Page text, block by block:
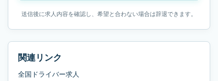
送信後に求人内容を確認し、希望と合わない場合は辞退できます。
関連リンク
全国ドライバー求人